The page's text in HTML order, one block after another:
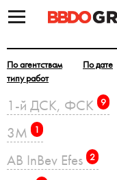
По агентствам По дате
типу работ
1-й ДСК, ФСК 9
3M 1
AB InBev Efes 2